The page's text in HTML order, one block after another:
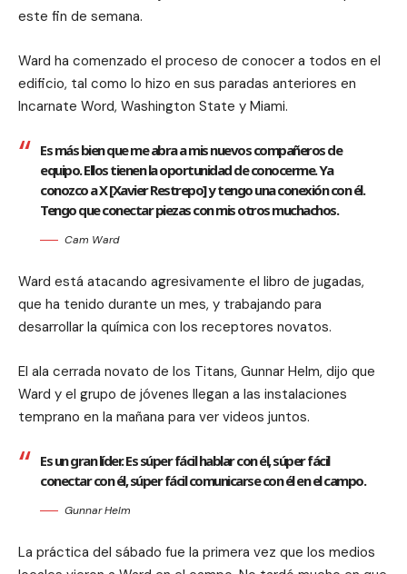
este fin de semana.
Ward ha comenzado el proceso de conocer a todos en el
edificio, tal como lo hizo en sus paradas anteriores en
Incarnate Word, Washington State y Miami.
Es más bien que me abra a mis nuevos compañeros de
equipo. Ellos tienen la oportunidad de conocerme. Ya
conozco a X [Xavier Restrepo] y tengo una conexión con él.
Tengo que conectar piezas con mis otros muchachos.
Cam Ward
Ward está atacando agresivamente el libro de jugadas,
que ha tenido durante un mes, y trabajando para
desarrollar la química con los receptores novatos.
El ala cerrada novato de los Titans, Gunnar Helm, dijo que
Ward y el grupo de jóvenes llegan a las instalaciones
temprano en la mañana para ver videos juntos.
Es un gran líder. Es súper fácil hablar con él, súper fácil
conectar con él, súper fácil comunicarse con él en el campo.
Gunnar Helm
La práctica del sábado fue la primera vez que los medios